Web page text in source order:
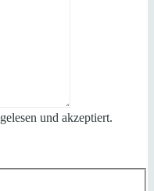
gelesen und akzeptiert.